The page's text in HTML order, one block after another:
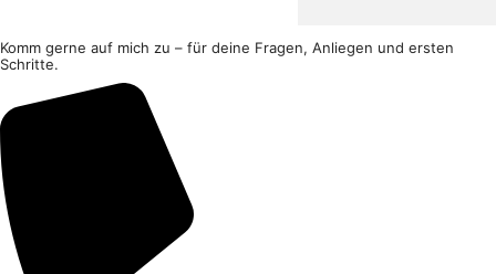
Komm gerne auf mich zu – für deine Fragen, Anliegen und ersten
Schritte.